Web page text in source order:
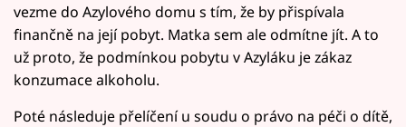
vezme do Azylového domu s tím, že by přispívala
finančně na její pobyt. Matka sem ale odmítne jít. A to
už proto, že podmínkou pobytu v Azyláku je zákaz
konzumace alkoholu.
Poté následuje přelíčení u soudu o právo na péči o dítě,